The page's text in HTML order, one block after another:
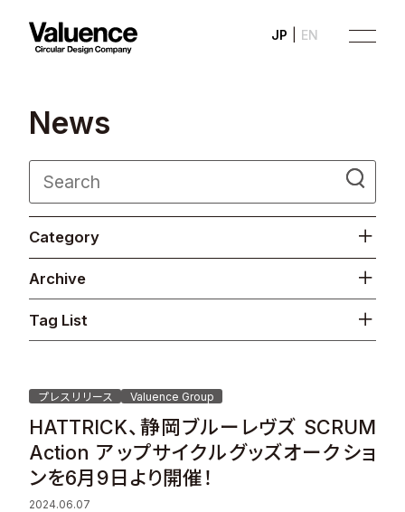
EN
JP
Company
Philosophy
Business
Investor Relations
Sustainability
Recruit
News
Category
Archive
Tag List
プレスリリース Valuence Group
HATTRICK、静岡ブルーレヴズ SCRUM
Action アップサイクルグッズオークショ
ンを6月9日より開催！
2024.06.07